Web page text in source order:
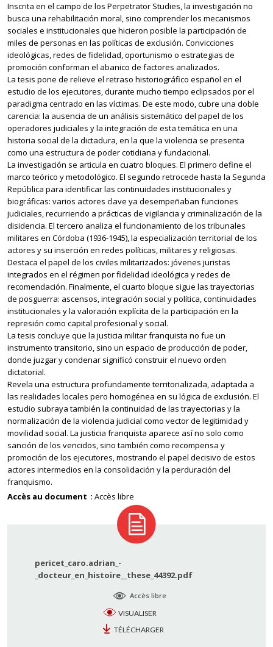
Inscrita en el campo de los Perpetrator Studies, la investigación no
busca una rehabilitación moral, sino comprender los mecanismos
sociales e institucionales que hicieron posible la participación de
miles de personas en las políticas de exclusión. Convicciones
ideológicas, redes de fidelidad, oportunismo o estrategias de
promoción conforman el abanico de factores analizados.
La tesis pone de relieve el retraso historiográfico español en el
estudio de los ejecutores, durante mucho tiempo eclipsados por el
paradigma centrado en las víctimas. De este modo, cubre una doble
carencia: la ausencia de un análisis sistemático del papel de los
operadores judiciales y la integración de esta temática en una
historia social de la dictadura, en la que la violencia se presenta
como una estructura de poder cotidiana y fundacional.
La investigación se articula en cuatro bloques. El primero define el
marco teórico y metodológico. El segundo retrocede hasta la Segunda
República para identificar las continuidades institucionales y
biográficas: varios actores clave ya desempeñaban funciones
judiciales, recurriendo a prácticas de vigilancia y criminalización de la
disidencia. El tercero analiza el funcionamiento de los tribunales
militares en Córdoba (1936-1945), la especialización territorial de los
actores y su inserción en redes políticas, militares y religiosas.
Destaca el papel de los civiles militarizados: jóvenes juristas
integrados en el régimen por fidelidad ideológica y redes de
recomendación. Finalmente, el cuarto bloque sigue las trayectorias
de posguerra: ascensos, integración social y política, continuidades
institucionales y la valoración explícita de la participación en la
represión como capital profesional y social.
La tesis concluye que la justicia militar franquista no fue un
instrumento transitorio, sino un espacio de producción de poder,
donde juzgar y condenar significó construir el nuevo orden
dictatorial.
Revela una estructura profundamente territorializada, adaptada a
las realidades locales pero homogénea en su lógica de exclusión. El
estudio subraya también la continuidad de las trayectorias y la
normalización de la violencia judicial como vector de legitimidad y
movilidad social. La justicia franquista aparece así no solo como
sanción de los vencidos, sino también como recompensa y
promoción de los ejecutores, mostrando el papel decisivo de estos
actores intermedios en la consolidación y la perduración del
franquismo.
Accès au document
Accès libre
pericet_caro.adrian_-
_docteur_en_histoire__these_44392.pdf
Accès libre
VISUALISER
TÉLÉCHARGER